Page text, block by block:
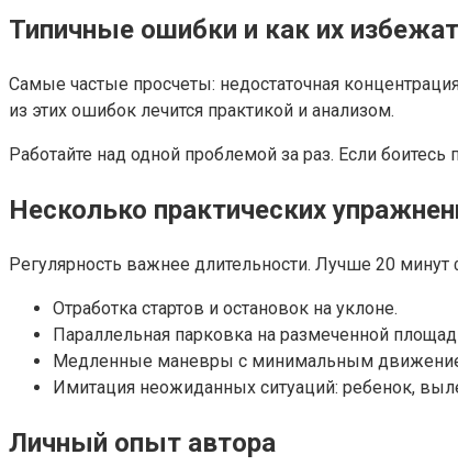
Типичные ошибки и как их
Самые частые просчеты: недостаточная
из этих ошибок лечится практикой и анализом.
Работайте над одной проблемой за раз. Если
Несколько практических
Регулярность важнее длительности. Лучше 20
Отработка стартов и остановок на уклоне.
Параллельная парковка на размеченной
Медленные маневры с минимальным
Имитация неожиданных ситуаций: ребенок,
Личный опыт автора